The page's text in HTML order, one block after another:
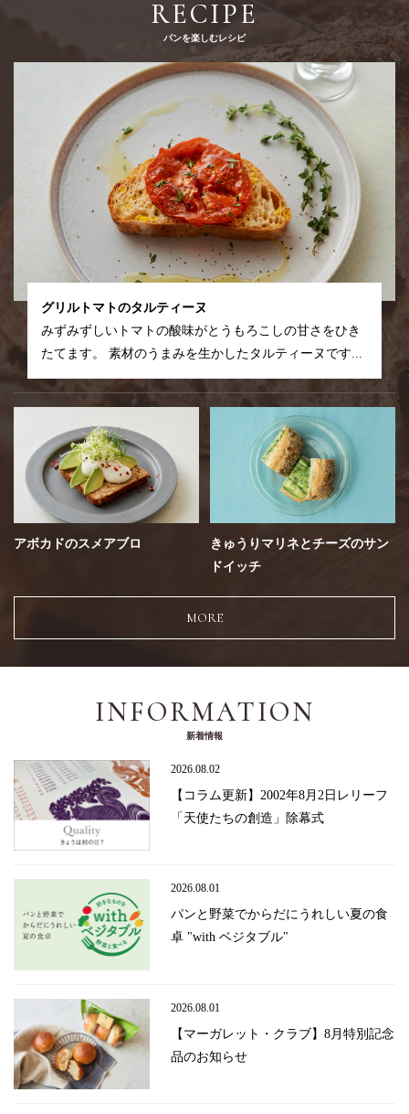
RECIPE
パンを楽しむレシピ
グリルトマトのタルティーヌ
みずみずしいトマトの酸味がとうもろこしの甘さをひき
たてます。 素材のうまみを生かしたタルティーヌです...
アボカドのスメアブロ
きゅうりマリネとチーズのサン
ドイッチ
MORE
INFORMATION
新着情報
2026.08.02
【コラム更新】2002年8月2日レリーフ
「天使たちの創造」除幕式
2026.08.01
パンと野菜でからだにうれしい夏の食
卓 "with ベジタブル"
2026.08.01
【マーガレット・クラブ】8月特別記念
品のお知らせ